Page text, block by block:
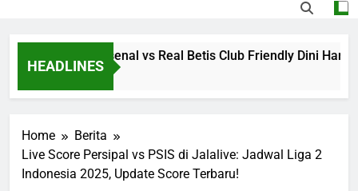
HEADLINES
Streaming Arsenal vs Real Betis Club Friendly Dini Hari Ini
Home
Berita
Live Score Persipal vs PSIS di Jalalive: Jadwal Liga 2
Indonesia 2025, Update Score Terbaru!